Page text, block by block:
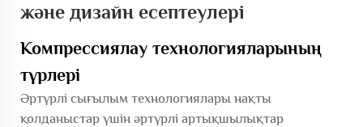
және дизайн есептеулері
Компрессиялау технологияларының
түрлері
Әртүрлі сығылым технологиялары нақты
қолданыстар үшін әртүрлі артықшылықтар